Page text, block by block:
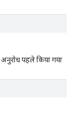
अनुरोध पहले किया गया